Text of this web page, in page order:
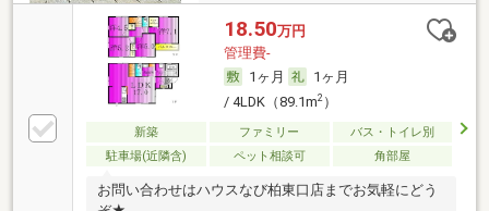
18.50万円
管理費-
1ヶ月
1ヶ月
/ 4LDK（89.1m2）
新築 ファミリー
バス・トイレ別
駐車場(近隣含)
ペット相談可 角部屋
お問い合わせはハウスなび柏東口店までお気軽にどう